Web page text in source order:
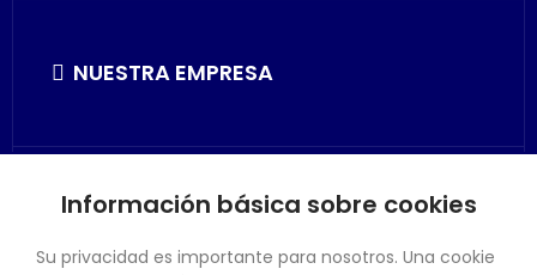
NUESTRA EMPRESA
SU CUENTA
Información básica sobre cookies
Su privacidad es importante para nosotros. Una cookie